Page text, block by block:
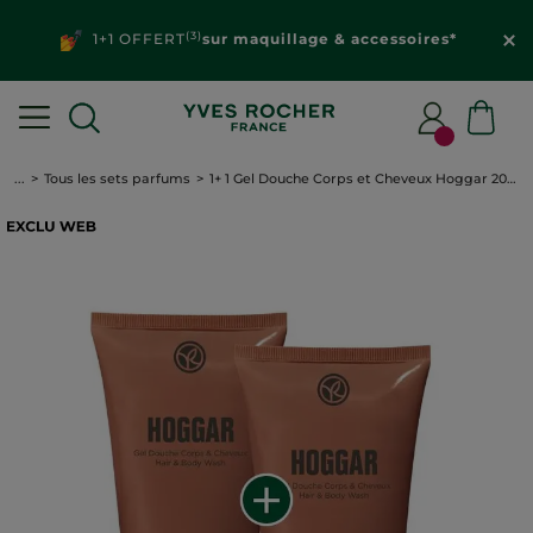
1+1 OFFERT(3)sur maquillage & accessoires*
... Tous les sets parfums 1+ 1 Gel Douche Corps et Cheveux Hoggar 200ml